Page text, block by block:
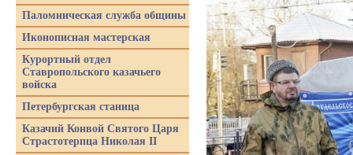
Паломническая служба общины
Иконописная мастерская
Курортный отдел
Ставропольского казачьего
войска
Петербургская станица
Казачий Конвой Святого Царя
Страстотерпца Николая II